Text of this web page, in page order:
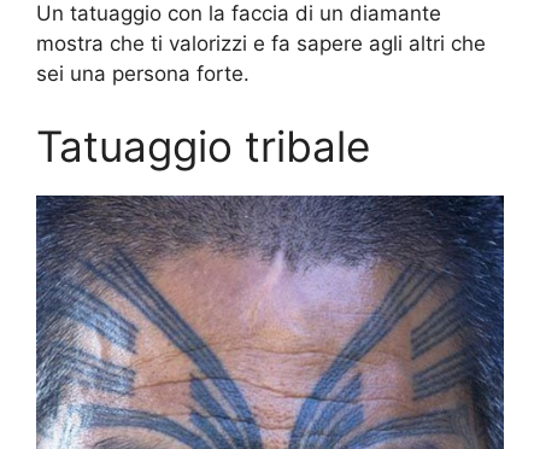
Un tatuaggio con la faccia di un diamante
mostra che ti valorizzi e fa sapere agli altri che
sei una persona forte.
Tatuaggio tribale